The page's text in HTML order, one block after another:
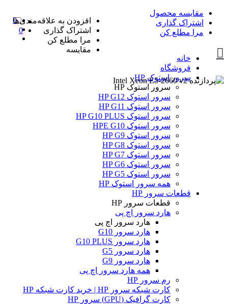
مقایسه محصول
اشتراک گذاری
مرا مطلع کن
0
0
خانه
فروشگاه
سرور استوک HP
سرور استوک HP
سرور استوک HP G12
سرور استوک HP G11
سرور استوک HP G10 PLUS
سرور استوک HPE G10
سرور استوک HP G9
سرور استوک HP G8
سرور استوک HP G7
سرور استوک HP G6
سرور استوک HP G5
همه سرور استوک HP
قطعات سرور HP
قطعات سرور HP
هارد سرور اچ پی
هارد سرور اچ پی
هارد سرور G10
هارد سرور G10 PLUS
هارد سرور G5
هارد سرور G9
همه هارد سرور اچ پی
رم سرور HP
کارت شبکه سرور HP | خرید کارت شبکه HP
کارت گرافیک (GPU) سرور HP
افزودن به علاقه‌مندی‌ها
اشتراک گذاری
مرا مطلع کن
مقایسه